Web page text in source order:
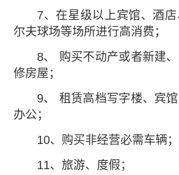
7、在星级以上宾馆、酒店
尔夫球场等场所进行高消费；
8、 购买不动产或者新建、
修房屋；
9、 租赁高档写字楼、宾馆
办公；
10、购买非经营必需车辆；
11、旅游、度假；